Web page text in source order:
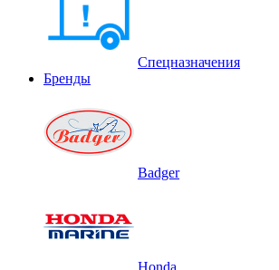
Спецназначения
Бренды
Badger
Honda